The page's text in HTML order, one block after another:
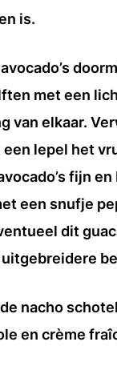
is.
met een
van elkaar.
een lepel het
fijn
een snufje
dit
nacho
en crème